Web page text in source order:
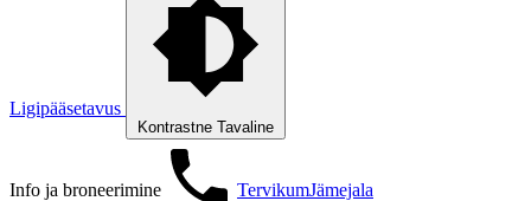
Ligipääsetavus
Kontrastne Tavaline
Info ja broneerimine
TervikumJämejala